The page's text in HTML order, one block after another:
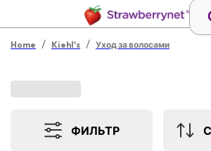
Home / Kiehl's / Уход за волосами
ФИЛЬТР